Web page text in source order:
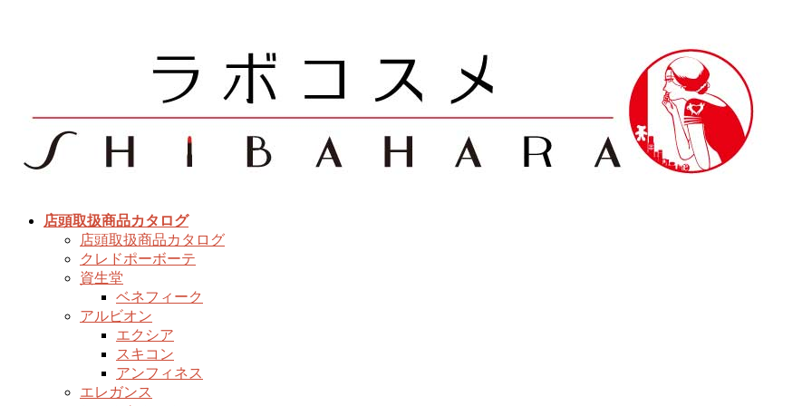
店頭取扱商品カタログ
店頭取扱商品カタログ
クレドポーボーテ
資生堂
ベネフィーク
アルビオン
エクシア
スキコン
アンフィネス
エレガンス